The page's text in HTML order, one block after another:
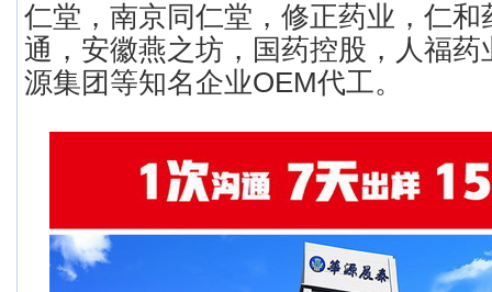
仁堂，南京同仁堂，修正药业，仁和
通，安徽燕之坊，国药控股，人福
源集团等知名企业OEM代工。